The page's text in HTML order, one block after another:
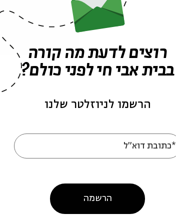
אירועים נוספים בסדרה
מתוך:מלחמות היהודים
רוצים לדעת מה קורה
בבית אבי חי לפני כולם?
הרשמו לניוזלטר שלנו
*כתובת דוא"ל
הרשמה